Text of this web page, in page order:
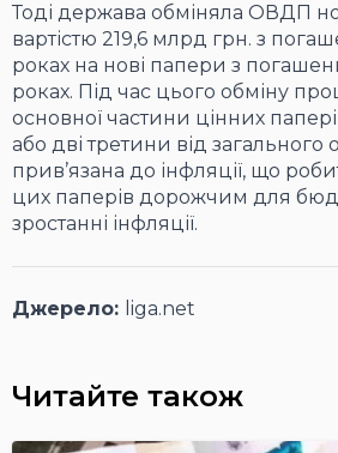
Тоді держава обміняла ОВДП
вартістю 219,6 млрд грн. з
роках на нові папери з
роках. Під час цього обміну
основної частини цінних
або дві третини від загального
прив’язана до інфляції, що
цих паперів дорожчим для
зростанні інфляції.
Джерело: liga.net
Читайте також